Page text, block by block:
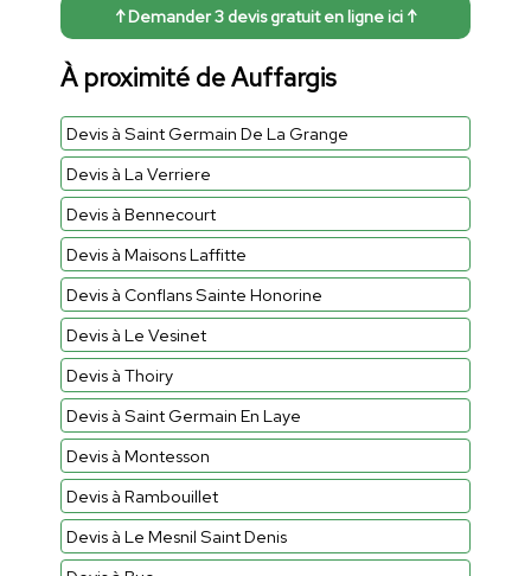
↑ Demander 3 devis gratuit en ligne ici ↑
À proximité de Auffargis
Devis à Saint Germain De La Grange
Devis à La Verriere
Devis à Bennecourt
Devis à Maisons Laffitte
Devis à Conflans Sainte Honorine
Devis à Le Vesinet
Devis à Thoiry
Devis à Saint Germain En Laye
Devis à Montesson
Devis à Rambouillet
Devis à Le Mesnil Saint Denis